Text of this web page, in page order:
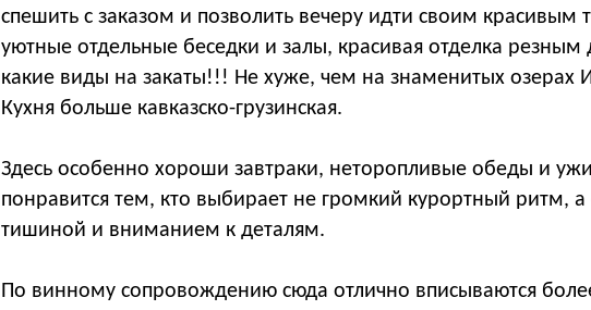
спешить с заказом и позволить вечеру идти своим
уютные отдельные беседки и залы, красивая отделка
какие виды на закаты!!! Не хуже, чем на знаменитых озерах
Кухня больше кавказско-грузинская.
Здесь особенно хороши завтраки, неторопливые обеды и
понравится тем, кто выбирает не громкий курортный ритм, а
тишиной и вниманием к деталям.
По винному сопровождению сюда отлично вписываются